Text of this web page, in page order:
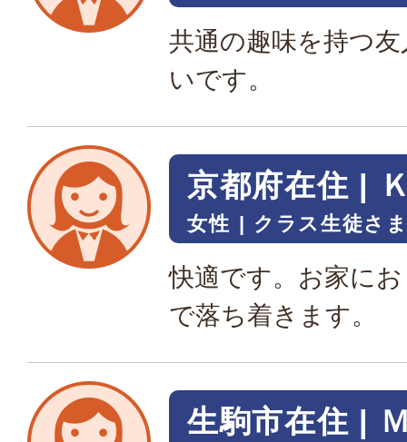
共通の趣味を持つ
いです。
京都府在住 |
女性 クラス生徒さ
快適です。お家に
で落ち着きます。
生駒市在住 |